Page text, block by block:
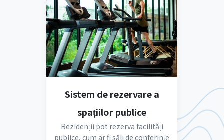
Sistem de rezervare a
spațiilor publice
Rezidenții pot rezerva facilități
publice, cum ar fi săli de conferințe